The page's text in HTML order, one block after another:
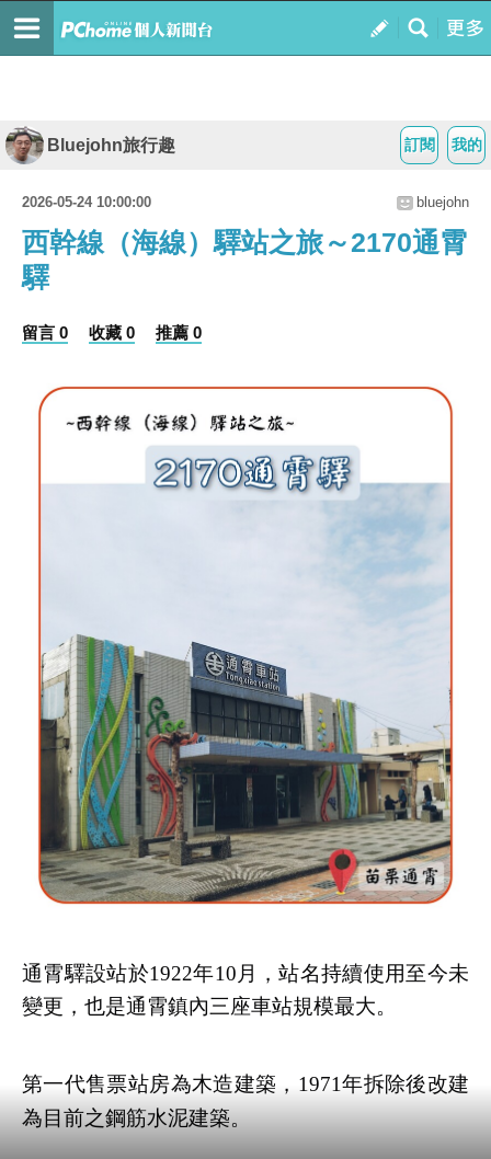
我的
訂閱
Bluejohn旅行趣
2026-05-24 10:00:00 bluejohn
西幹線（海線）驛站之旅～2170通霄
驛
留言 0 收藏 0 推薦 0
通霄驛設站於1922年10月，站名持續使用至今未
變更，也是通霄鎮內三座車站規模最大。
第一代售票站房為木造建築，1971年拆除後改建
為目前之鋼筋水泥建築。